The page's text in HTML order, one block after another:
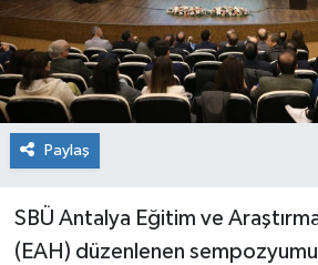
Paylaş
SBÜ Antalya Eğitim ve
(EAH) düzenlenen